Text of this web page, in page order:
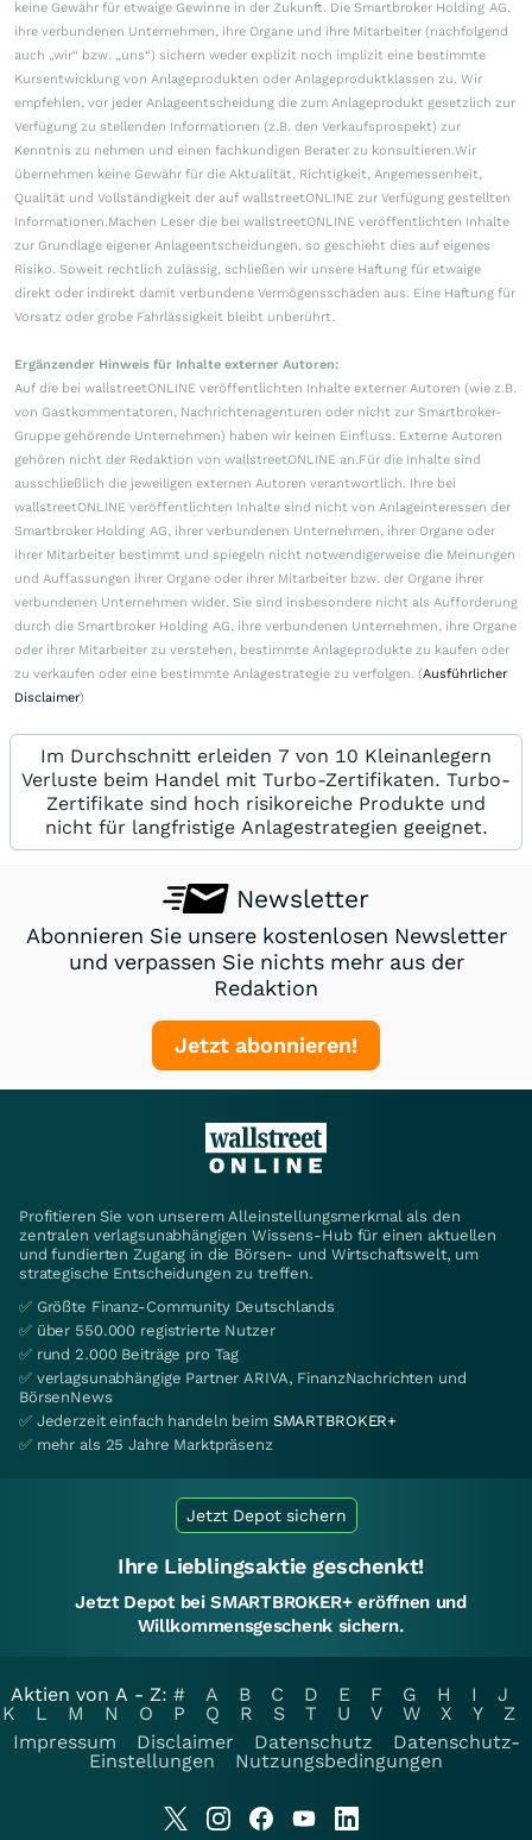
keine Gewähr für etwaige Gewinne in der Zukunft. Die Smartbroker Holding AG,
ihre verbundenen Unternehmen, ihre Organe und ihre Mitarbeiter (nachfolgend
auch „wir“ bzw. „uns“) sichern weder explizit noch implizit eine bestimmte
Kursentwicklung von Anlageprodukten oder Anlageproduktklassen zu. Wir
empfehlen, vor jeder Anlageentscheidung die zum Anlageprodukt gesetzlich zur
Verfügung zu stellenden Informationen (z.B. den Verkaufsprospekt) zur
Kenntnis zu nehmen und einen fachkundigen Berater zu konsultieren.Wir
übernehmen keine Gewähr für die Aktualität, Richtigkeit, Angemessenheit,
Qualität und Vollständigkeit der auf wallstreetONLINE zur Verfügung gestellten
Informationen.Machen Leser die bei wallstreetONLINE veröffentlichten Inhalte
zur Grundlage eigener Anlageentscheidungen, so geschieht dies auf eigenes
Risiko. Soweit rechtlich zulässig, schließen wir unsere Haftung für etwaige
direkt oder indirekt damit verbundene Vermögensschäden aus. Eine Haftung für
Vorsatz oder grobe Fahrlässigkeit bleibt unberührt.
Ergänzender Hinweis für Inhalte externer Autoren:
Auf die bei wallstreetONLINE veröffentlichten Inhalte externer Autoren (wie z.B.
von Gastkommentatoren, Nachrichtenagenturen oder nicht zur Smartbroker-
Gruppe gehörende Unternehmen) haben wir keinen Einfluss. Externe Autoren
gehören nicht der Redaktion von wallstreetONLINE an.Für die Inhalte sind
ausschließlich die jeweiligen externen Autoren verantwortlich. Ihre bei
wallstreetONLINE veröffentlichten Inhalte sind nicht von Anlageinteressen der
Smartbroker Holding AG, ihrer verbundenen Unternehmen, ihrer Organe oder
ihrer Mitarbeiter bestimmt und spiegeln nicht notwendigerweise die Meinungen
und Auffassungen ihrer Organe oder ihrer Mitarbeiter bzw. der Organe ihrer
verbundenen Unternehmen wider. Sie sind insbesondere nicht als Aufforderung
durch die Smartbroker Holding AG, ihre verbundenen Unternehmen, ihre Organe
oder ihrer Mitarbeiter zu verstehen, bestimmte Anlageprodukte zu kaufen oder
zu verkaufen oder eine bestimmte Anlagestrategie zu verfolgen. (Ausführlicher
Disclaimer)
Im Durchschnitt erleiden 7 von 10 Kleinanlegern
Verluste beim Handel mit Turbo-Zertifikaten. Turbo-
Zertifikate sind hoch risikoreiche Produkte und
nicht für langfristige Anlagestrategien geeignet.
Newsletter
Abonnieren Sie unsere kostenlosen Newsletter
und verpassen Sie nichts mehr aus der
Redaktion
Jetzt abonnieren!
Profitieren Sie von unserem Alleinstellungsmerkmal als den
zentralen verlagsunabhängigen Wissens-Hub für einen aktuellen
und fundierten Zugang in die Börsen- und Wirtschaftswelt, um
strategische Entscheidungen zu treffen.
✅ Größte Finanz-Community Deutschlands
✅ über 550.000 registrierte Nutzer
✅ rund 2.000 Beiträge pro Tag
✅ verlagsunabhängige Partner ARIVA, FinanzNachrichten und
BörsenNews
✅ Jederzeit einfach handeln beim SMARTBROKER+
✅ mehr als 25 Jahre Marktpräsenz
Jetzt Depot sichern
Ihre Lieblingsaktie geschenkt!
Jetzt Depot bei SMARTBROKER+ eröffnen und
Willkommensgeschenk sichern.
Aktien von A - Z: # A B C D E F G H I
J
K
L M N O P Q R S T U V W X Y
Z
Impressum
Disclaimer Datenschutz
Datenschutz-
Einstellungen
Nutzungsbedingungen